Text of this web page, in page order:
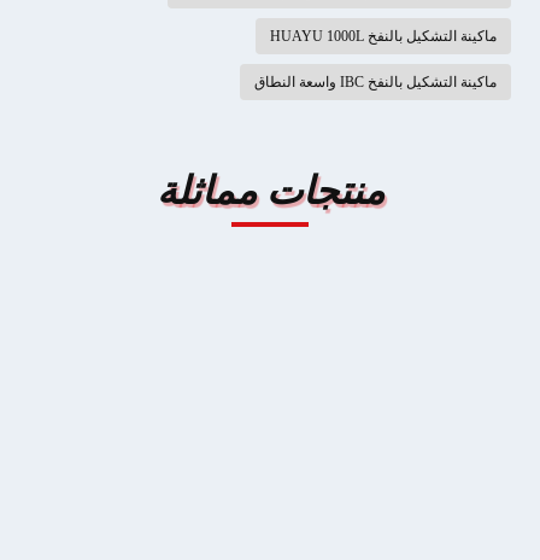
ماكينة التشكيل بالنفخ HUAYU 1000L
ماكينة التشكيل بالنفخ IBC واسعة النطاق
منتجات مماثلة